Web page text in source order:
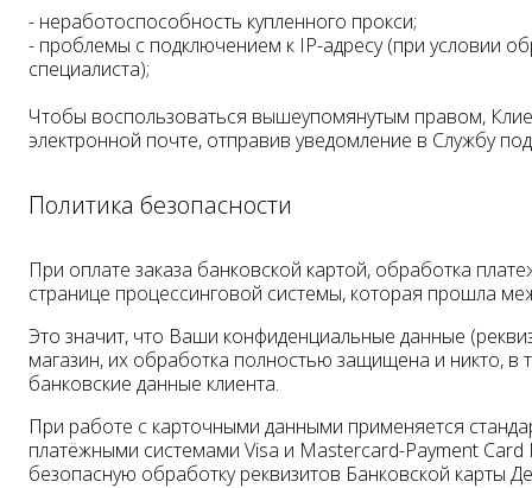
- неработоспособность купленного прокси;
- проблемы с подключением к IP-адресу (при условии
специалиста);
Чтобы воспользоваться вышеупомянутым правом,
электронной почте, отправив уведомление в Службу
Политика безопасности
При оплате заказа банковской картой, обработка
странице процессинговой системы, которая прошла
Это значит, что Ваши конфиденциальные данные
магазин, их обработка полностью защищена и никто,
банковские данные клиента.
При работе с карточными данными применяется
платёжными системами Visa и Masterсard-Payment
безопасную обработку реквизитов Банковской карты